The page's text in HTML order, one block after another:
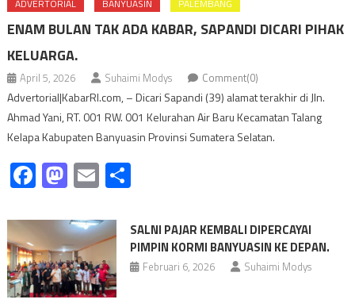
ADVERTORIAL BANYUASIN PALEMBANG
ENAM BULAN TAK ADA KABAR, SAPANDI DICARI PIHAK
KELUARGA.
April 5, 2026 Suhaimi Modys Comment(0)
Advertorial|KabarRI.com, – Dicari Sapandi (39) alamat terakhir di Jln.
Ahmad Yani, RT. 001 RW. 001 Kelurahan Air Baru Kecamatan Talang
Kelapa Kabupaten Banyuasin Provinsi Sumatera Selatan.
Facebook
Mastodon
EmailShare
SALNI PAJAR KEMBALI DIPERCAYAI
PIMPIN KORMI BANYUASIN KE DEPAN.
Februari 6, 2026 Suhaimi Modys